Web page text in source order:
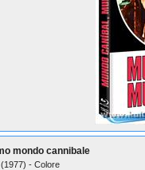
mondo cannibale
(1977) - Colore